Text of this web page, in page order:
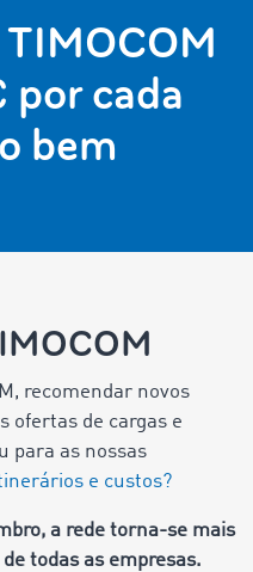
por cada
bem
recomendar novos
ofertas de cargas e
para as nossas
e custos?
a rede torna-se mais
todas as empresas.